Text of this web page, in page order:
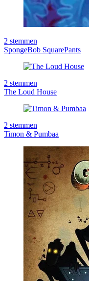
2 stemmen
SpongeBob SquarePants
2 stemmen
The Loud House
2 stemmen
Timon & Pumbaa